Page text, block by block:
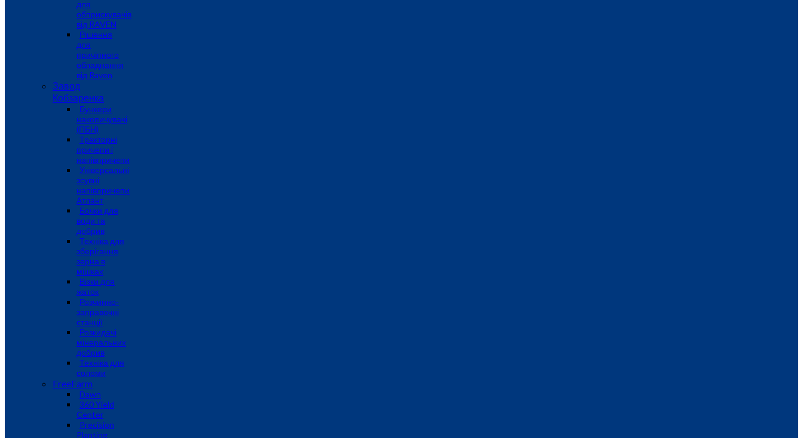
для
обприскувачів
від RAVEN
Рішення
для
причіпного
обладнання
від Raven
Завод
Кобзаренка
Бункери
накопичувачі
(ПБН)
Тракторні
причепи i
напiвпричепи
Універсальні
зсувні
напівпричепи
Атлант
Бочки для
води та
добрив
Техніка для
зберігання
зерна в
мішках
Візки для
жаток
Розчинно-
заправочні
станції
Розкидачі
мінеральних
добрив
Техніка для
соломи
FreeFarm
Dawn
360 Yield
Center
Precision
Planting